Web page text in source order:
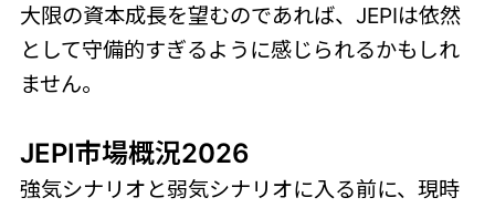
大限の資本成長を望むのであれば、JEPIは依然
として守備的すぎるように感じられるかもしれ
ません。
JEPI市場概況2026
強気シナリオと弱気シナリオに入る前に、現時